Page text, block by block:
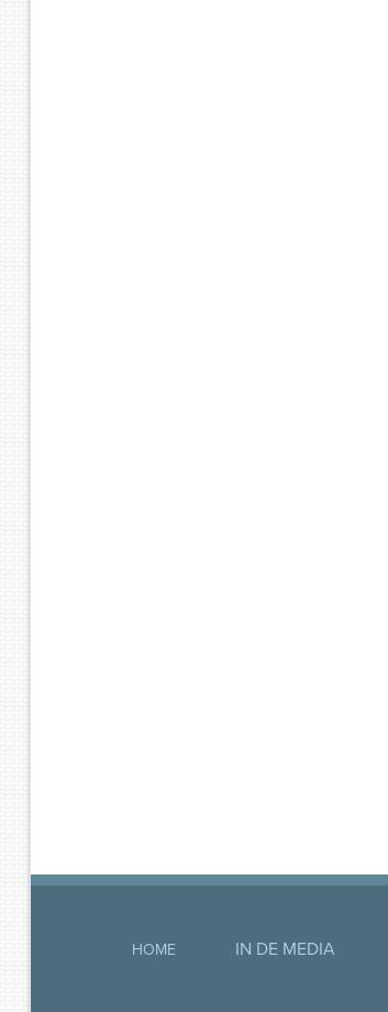
HOME IN DE MEDIA